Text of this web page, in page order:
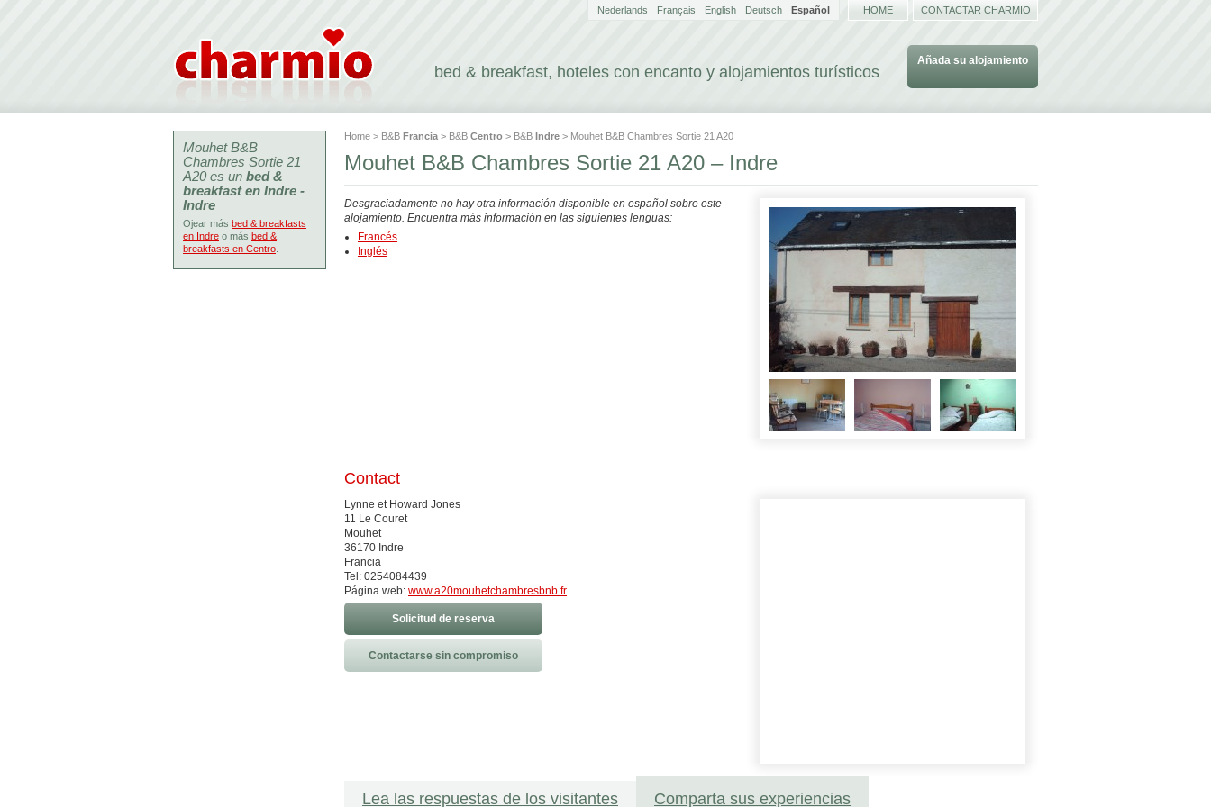
bed & breakfast, hoteles con encanto y alojamientos turísticos
Añada su alojamiento
Nederlands Français English Deutsch Español HOME CONTACTAR CHARMIO
Home > B&B Francia > B&B Centro > B&B Indre > Mouhet B&B Chambres Sortie 21 A20
Mouhet B&B Chambres Sortie 21 A20 – Indre
Desgraciadamente no hay otra información disponible en español sobre este
alojamiento. Encuentra más información en las siguientes lenguas:
Francés
Inglés
Contact
Lynne et Howard Jones
11 Le Couret
Mouhet
36170 Indre
Francia
Tel: 0254084439
Página web: www.a20mouhetchambresbnb.fr
Solicitud de reserva
Contactarse sin compromiso
Lea las respuestas de los visitantes Comparta sus experiencias
Mouhet B&B
Chambres Sortie 21
A20 es un bed &
breakfast en Indre -
Indre
Ojear más bed & breakfasts
en Indre o más bed &
breakfasts en Centro